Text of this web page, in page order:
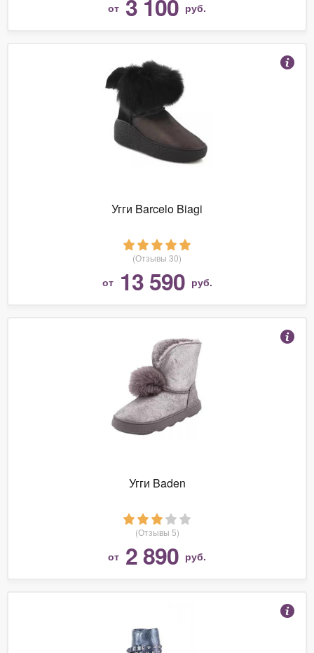
от 3 100 руб.
Угги Barcelo Biagi
(Отзывы 30)
от 13 590 руб.
Угги Baden
(Отзывы 5)
от 2 890 руб.